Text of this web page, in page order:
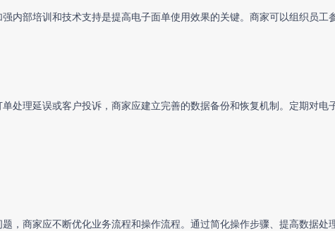
内部培训和技术支持是提高电子面单使用效果的关键。商家可以组织员
处理延误或客户投诉，商家应建立完善的数据备份和恢复机制。定期对
，商家应不断优化业务流程和操作流程。通过简化操作步骤、提高数据处